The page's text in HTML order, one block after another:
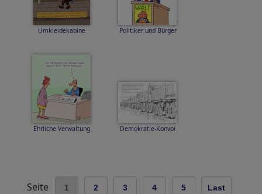
Umkleidekabine Politiker und Bürger
Ehrliche Verwaltung Demokratie-Konvoi
Seite 1 2 3 4 5 Last